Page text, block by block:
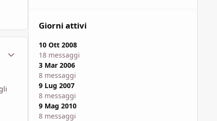
Statistiche Autore
Giorni attivi
10 Ott 2008
18 messaggi
3 Mar 2006
8 messaggi
9 Lug 2007
8 messaggi
9 Mag 2010
8 messaggi